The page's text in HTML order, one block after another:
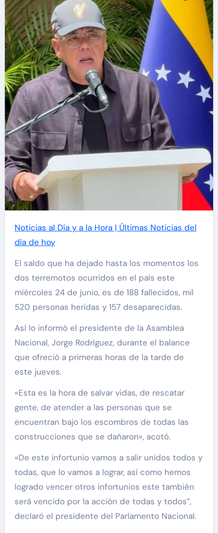
Noticias al Día y a la Hora | Últimas Noticias del
día de hoy
El saldo que ha dejado hasta los momentos los
dos terremotos ocurridos en el país este
miércoles 24 de junio, es de 188 fallecidos, mil
520 personas heridas y 157 desaparecidas.
Así lo informó el presidente de la Asamblea
Nacional, Jorge Rodríguez, durante el balance
que ofreció a primeras horas de la tarde de
este jueves.
«Esta es la hora de salvar vidas, de rescatar
gente, de atender a las personas que se
encuentran bajo los escombros de todas las
construcciones que se dañaron», acotó.
«De este infortunio vamos a salir unidos todos y
todas, que lo vamos a lograr, así como hemos
logrado vencer otros infortunios este también
será vencido por la acción de todas y todos”,
declaró el presidente del Parlamento Nacional.